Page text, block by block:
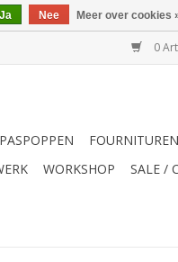
0
PASPOPPEN FOURNITUREN
WORKSHOP SALE /
Ja Nee Meer over cookies